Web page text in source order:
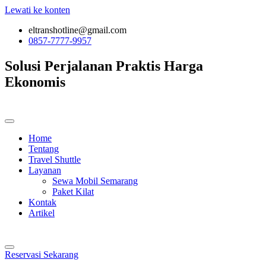
Lewati ke konten
eltranshotline@gmail.com
0857-7777-9957
Solusi Perjalanan Praktis Harga
Ekonomis
Home
Tentang
Travel Shuttle
Layanan
Sewa Mobil Semarang
Paket Kilat
Kontak
Artikel
Reservasi Sekarang